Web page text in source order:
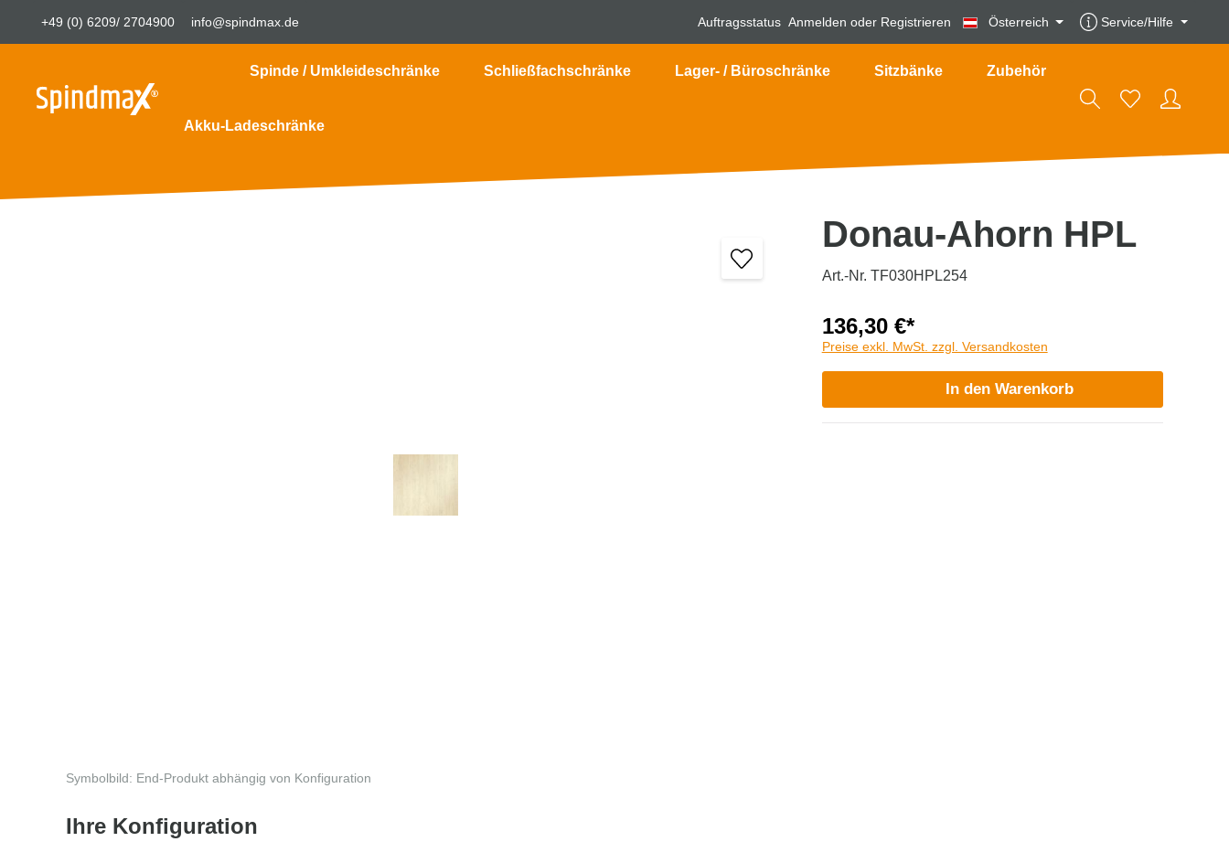
+49 (0) 6209/ 2704900 info@spindmax.de Auftragsstatus Anmelden oder Registrieren Österreich Service/Hilfe
Spinde / Umkleideschränke Schließfachschränke Lager- / Büroschränke Sitzbänke Zubehör
Akku-Ladeschränke
Symbolbild: End-Produkt abhängig von Konfiguration
Ihre Konfiguration
Donau-Ahorn HPL
Art.-Nr. TF030HPL254
136,30 €*
Preise exkl. MwSt. zzgl. Versandkosten
In den Warenkorb